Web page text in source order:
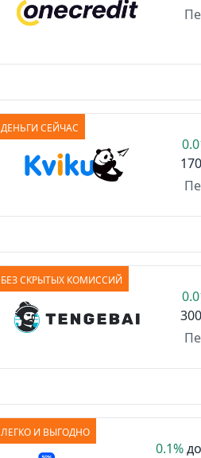
ДЕНЬГИ СЕЙЧАС
БЕЗ СКРЫТЫХ КОМИССИЙ
ЛЕГКО И ВЫГОДНО
0.1%